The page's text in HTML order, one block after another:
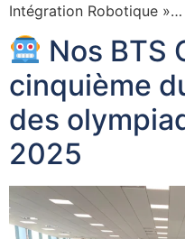
Intégration Robotique »…
Nos BTS
cinquième
des
2025